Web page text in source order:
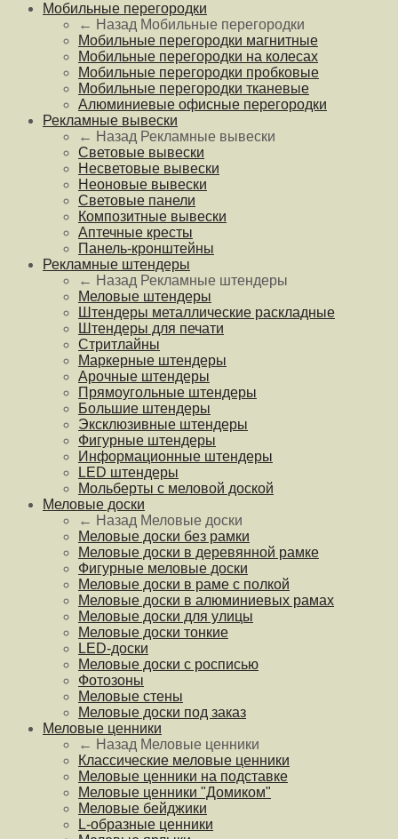
Мобильные перегородки
← Назад Мобильные перегородки
Мобильные перегородки магнитные
Мобильные перегородки на колесах
Мобильные перегородки пробковые
Мобильные перегородки тканевые
Алюминиевые офисные перегородки
Рекламные вывески
← Назад Рекламные вывески
Световые вывески
Несветовые вывески
Неоновые вывески
Световые панели
Композитные вывески
Аптечные кресты
Панель-кронштейны
Рекламные штендеры
← Назад Рекламные штендеры
Меловые штендеры
Штендеры металлические раскладные
Штендеры для печати
Стритлайны
Маркерные штендеры
Арочные штендеры
Прямоугольные штендеры
Большие штендеры
Эксклюзивные штендеры
Фигурные штендеры
Информационные штендеры
LED штендеры
Мольберты с меловой доской
Меловые доски
← Назад Меловые доски
Меловые доски без рамки
Меловые доски в деревянной рамке
Фигурные меловые доски
Меловые доски в раме с полкой
Меловые доски в алюминиевых рамах
Меловые доски для улицы
Меловые доски тонкие
LED-доски
Меловые доски с росписью
Фотозоны
Меловые стены
Меловые доски под заказ
Меловые ценники
← Назад Меловые ценники
Классические меловые ценники
Меловые ценники на подставке
Меловые ценники "Домиком"
Меловые бейджики
L-образные ценники